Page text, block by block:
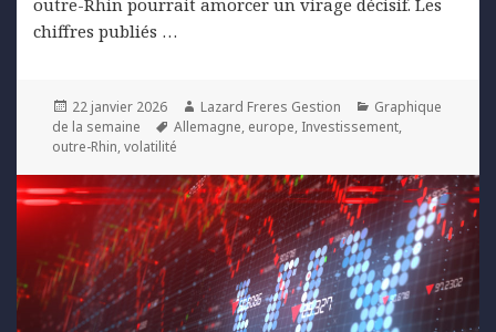
chiffres publiés …
Posted
on
22 janvier 2026 Author
Lazard Freres Gestion Categories
Graphique
de la semaine
Tags
Allemagne, europe, Investissement,
outre-Rhin,volatilité